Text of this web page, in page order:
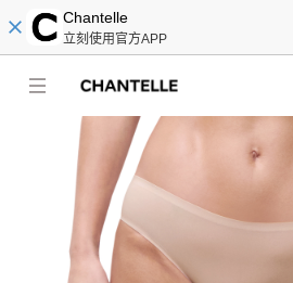
Chantelle
立刻使用官方APP